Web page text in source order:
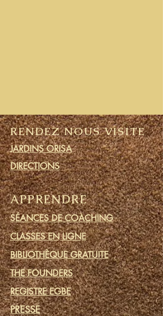
RENDEZ NOUS VISITE
JARDINS ORISA
DIRECTIONS
APPRENDRE
SÉANCES DE COACHING
CLASSES EN LIGNE
BIBLIOTHÈQUE GRATUITE
THE FOUNDERS
REGISTRE EGBE
PRESSE